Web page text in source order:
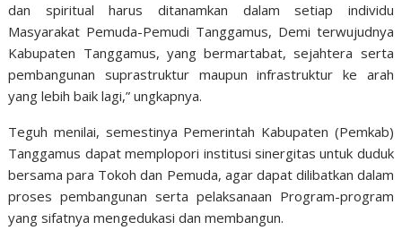
dan spiritual harus ditanamkan dalam setiap individu
Masyarakat Pemuda-Pemudi Tanggamus, Demi terwujudnya
Kabupaten Tanggamus, yang bermartabat, sejahtera serta
pembangunan suprastruktur maupun infrastruktur ke arah
yang lebih baik lagi,” ungkapnya.
Teguh menilai, semestinya Pemerintah Kabupaten (Pemkab)
Tanggamus dapat memplopori institusi sinergitas untuk duduk
bersama para Tokoh dan Pemuda, agar dapat dilibatkan dalam
proses pembangunan serta pelaksanaan Program-program
yang sifatnya mengedukasi dan membangun.